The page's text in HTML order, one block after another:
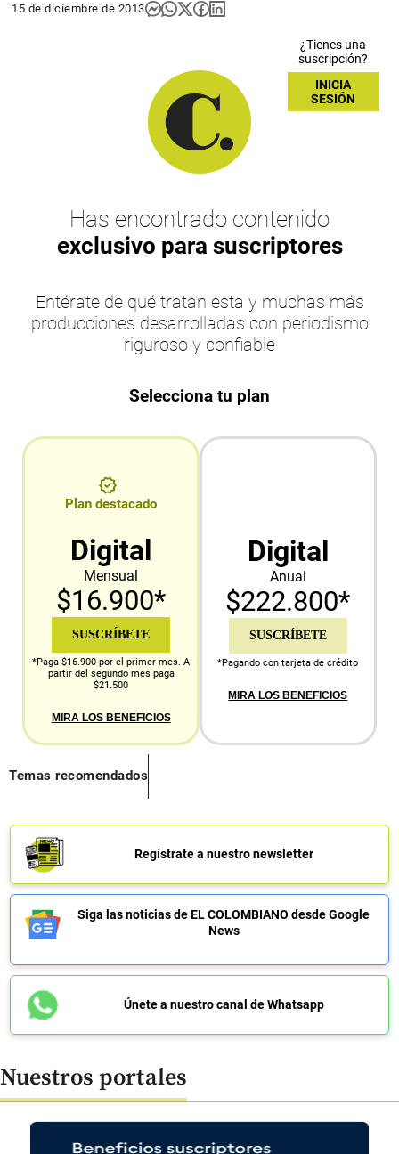
15 de diciembre de 2013
¿Tienes una
suscripción?
INICIA
SESIÓN
Has encontrado contenido
exclusivo para suscriptores
Entérate de qué tratan esta y muchas más
producciones desarrolladas con periodismo
riguroso y confiable
Selecciona tu plan
Plan destacado
Digital
Mensual
$16.900*
SUSCRÍBETE
*Paga $16.900 por el primer mes. A
partir del segundo mes paga
$21.500
MIRA LOS BENEFICIOS
Digital
Anual
$222.800*
SUSCRÍBETE
*Pagando con tarjeta de crédito
MIRA LOS BENEFICIOS
Temas recomendados
Regístrate a nuestro newsletter
Siga las noticias de EL COLOMBIANO desde Google
News
Únete a nuestro canal de Whatsapp
Nuestros portales